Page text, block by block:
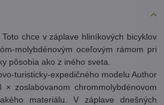
chce v záplave hliníkových bicyklov
molybdénovým oceľovým rámom pri
pôsobia ako z iného sveta.
turisticky-expedičného modelu Author
zoslabovanom chrommolybdénovom
materiálu. V záplave dnešných